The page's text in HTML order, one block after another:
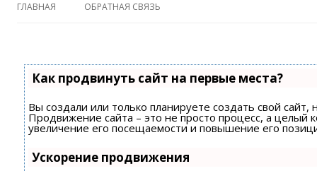
ГЛАВНАЯ ОБРАТНАЯ СВЯЗЬ
Как продвинуть сайт на первые места?
Вы создали или только планируете создать свой сайт,
Продвижение сайта – это не просто процесс, а целый
увеличение его посещаемости и повышение его
Ускорение продвижения